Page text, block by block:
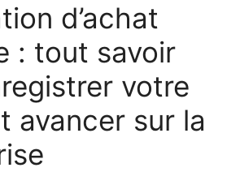
d’achat
: tout savoir
votre
avancer sur la